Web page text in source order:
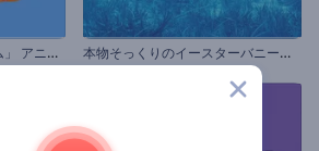
「
シャバット・シャローム」 アニメーション 本
物そっくりのイースターバニーのオープニング動画